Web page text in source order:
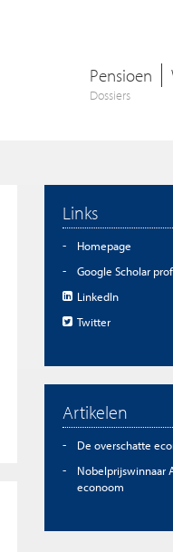
Pensioen
Dossiers
Links
Homepage
Google Scholar
LinkedIn
Twitter
Artikelen
De overschatte
Nobelprijswinnaar
econoom